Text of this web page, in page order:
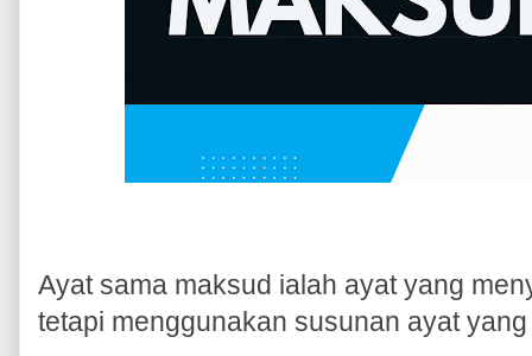
Ayat sama maksud ialah ayat yang
tetapi menggunakan susunan ayat